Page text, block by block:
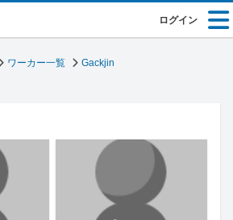
ログイン
ワーカー一覧 Gackjin